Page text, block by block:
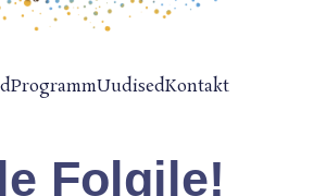
ProgrammUudisedKontakt
Folgile!